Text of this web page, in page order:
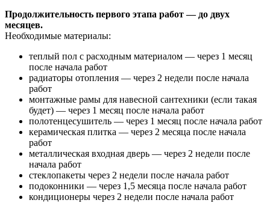
Продолжительность первого этапа работ — до двух
месяцев.
Необходимые материалы:
теплый пол с расходным материалом — через 1 месяц
после начала работ
радиаторы отопления — через 2 недели после начала
работ
монтажные рамы для навесной сантехники (если такая
будет) — через 1 месяц после начала работ
полотенцесушитель — через 1 месяц после начала работ
керамическая плитка — через 2 месяца после начала
работ
металлическая входная дверь — через 2 недели после
начала работ
стеклопакеты через 2 недели после начала работ
подоконники — через 1,5 месяца после начала работ
кондиционеры через 2 недели после начала работ